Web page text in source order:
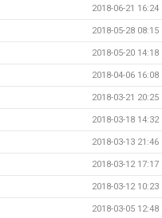
2018-06-21 16:24
2018-05-28 08:15
2018-05-20 14:18
2018-04-06 16:08
2018-03-21 20:25
2018-03-18 14:32
2018-03-13 21:46
2018-03-12 17:17
2018-03-12 10:23
2018-03-05 12:48